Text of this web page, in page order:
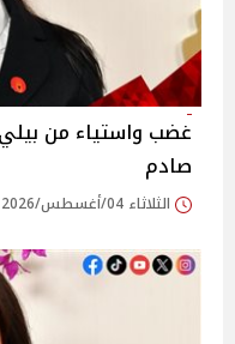
غضب واستياء من
صادم
الثلاثاء 04/أغسطس/2026 - 03:26 ص